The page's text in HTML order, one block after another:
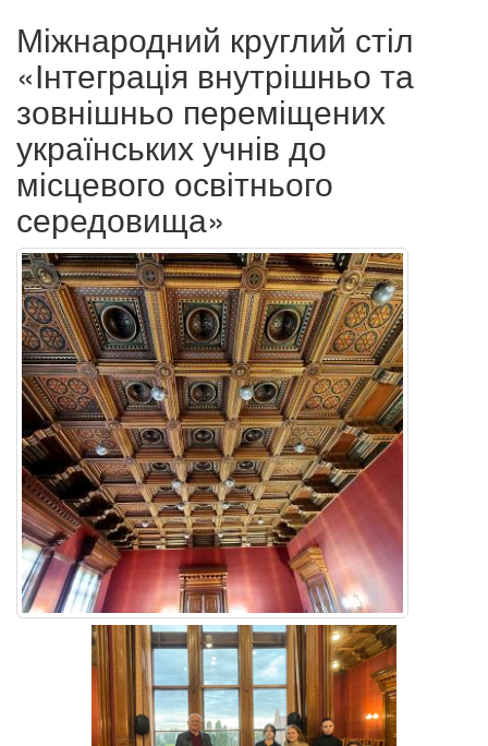
Міжнародний круглий стіл
«Інтеграція внутрішньо та
зовнішньо переміщених
українських учнів до
місцевого освітнього
середовища»